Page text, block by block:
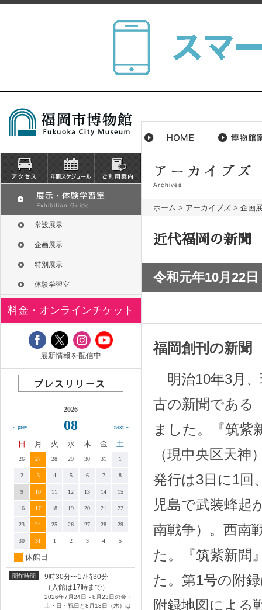
ホーム > アーカイブズ > 企画
近代福岡の新聞
令和元年10月22
福岡創刊の新聞
明治10年3月
古の新聞である
ました。『筑紫
（現中央区天神
発行は3日に1回
児島で武装蜂起
南戦争）。西南
た。『筑紫新聞
た。第1号の附
附録地図による
常設展示
企画展示
特別展示
体験学習室
料金・オンラインチケット
最新情報を配信中
« prev
2026
08 next »
日 月 火 水 木 金 土
26 27 28 29 30 31 1
2 3 4 5 6 7 8
9 10 11 12 13 14 15
16 17 18 19 20 21 22
23 24 25 26 27 28 29
30 31 1 2 3 4 5
休館日
開館時間
9時30分〜17時30分
（入館は17時まで）
2026年7月24日～8月23日の金・
土・日・祝日と8月13日（木）は